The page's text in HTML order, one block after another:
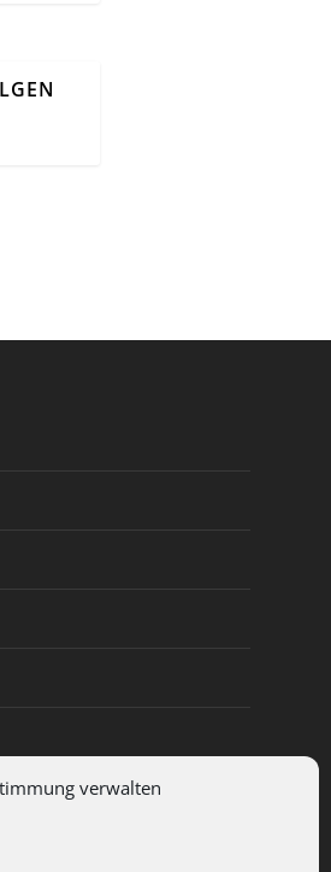
verwalten